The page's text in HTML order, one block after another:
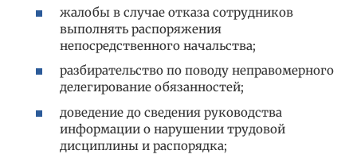
жалобы в случае отказа сотрудников
выполнять распоряжения
непосредственного начальства;
разбирательство по поводу неправомерного
делегирование обязанностей;
доведение до сведения руководства
информации о нарушении трудовой
дисциплины и распорядка;